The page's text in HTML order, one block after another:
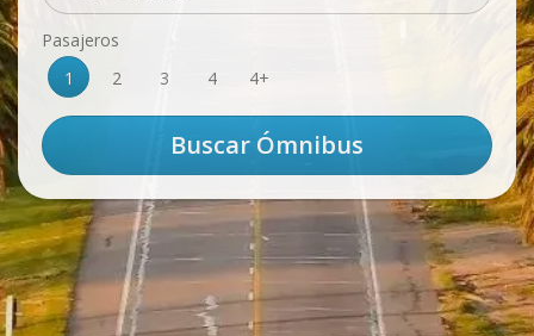
Pasajeros
1
2 3 4 4+